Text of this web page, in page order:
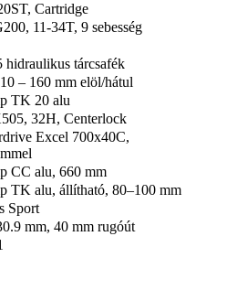
Cartridge
11-34T, 9 sebesség
hidraulikus tárcsafék
– 160 mm elöl/hátul
TK 20 alu
32H, Centerlock
Excel 700x40C,
CC alu, 660 mm
TK alu, állítható, 80–100 mm
Sport
mm, 40 mm rugóút